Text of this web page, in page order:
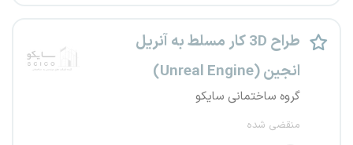
طراح 3D کار مسلط به آنریل
انجین (Unreal Engine)
گروه ساختمانی سایکو
منقضی شده